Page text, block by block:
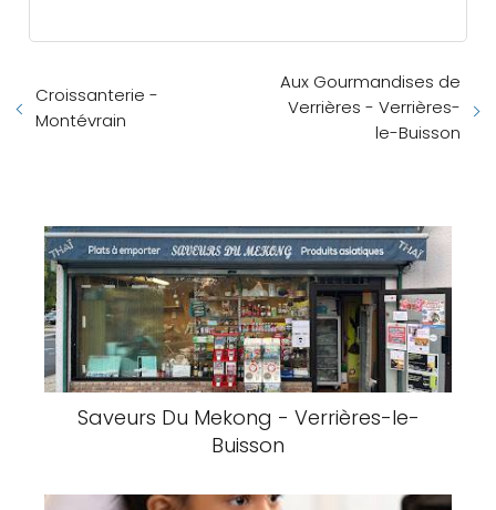
Croissanterie -
Montévrain
Aux Gourmandises de
Verrières - Verrières-
le-Buisson
Saveurs Du Mekong - Verrières-le-
Buisson